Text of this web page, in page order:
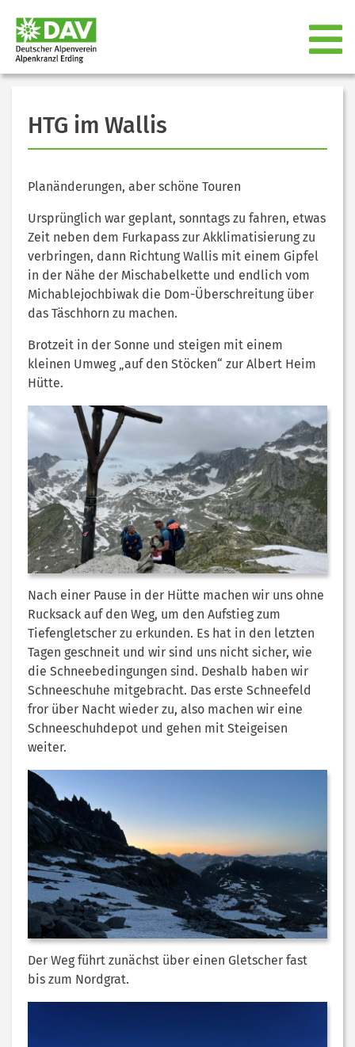
HTG im Wallis
Planänderungen, aber schöne Touren
Ursprünglich war geplant, sonntags zu fahren, etwas
Zeit neben dem Furkapass zur Akklimatisierung zu
verbringen, dann Richtung Wallis mit einem Gipfel
in der Nähe der Mischabelkette und endlich vom
Michablejochbiwak die Dom-Überschreitung über
das Täschhorn zu machen.
Brotzeit in der Sonne und steigen mit einem
kleinen Umweg „auf den Stöcken“ zur Albert Heim
Hütte.
Nach einer Pause in der Hütte machen wir uns ohne
Rucksack auf den Weg, um den Aufstieg zum
Tiefengletscher zu erkunden. Es hat in den letzten
Tagen geschneit und wir sind uns nicht sicher, wie
die Schneebedingungen sind. Deshalb haben wir
Schneeschuhe mitgebracht. Das erste Schneefeld
fror über Nacht wieder zu, also machen wir eine
Schneeschuhdepot und gehen mit Steigeisen
weiter.
Der Weg führt zunächst über einen Gletscher fast
bis zum Nordgrat.